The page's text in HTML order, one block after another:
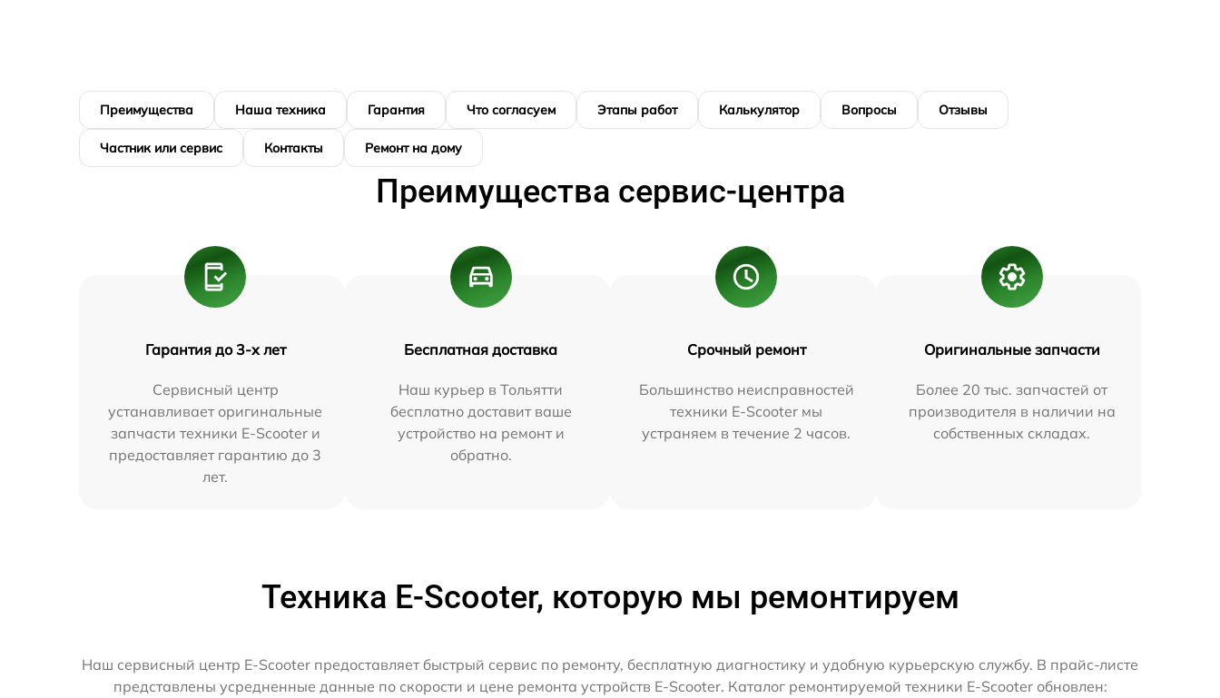
Преимущества Наша техника Гарантия Что согласуем Этапы работ Калькулятор Вопросы Отзывы
Частник или сервис Контакты Ремонт на дому
Преимущества сервис-центра
Гарантия до 3-х лет
Сервисный центр
устанавливает оригинальные
запчасти техники E-Scooter и
предоставляет гарантию до 3
лет.
Бесплатная доставка
Наш курьер в Тольятти
бесплатно доставит ваше
устройство на ремонт и
обратно.
Срочный ремонт
Большинство неисправностей
техники E-Scooter мы
устраняем в течение 2 часов.
Оригинальные запчасти
Более 20 тыс. запчастей от
производителя в наличии на
собственных складах.
Техника E-Scooter, которую мы ремонтируем
Наш сервисный центр E-Scooter предоставляет быстрый сервис по ремонту, бесплатную диагностику и удобную курьерскую службу. В прайс-листе
представлены усредненные данные по скорости и цене ремонта устройств E-Scooter. Каталог ремонтируемой техники E-Scooter обновлен: